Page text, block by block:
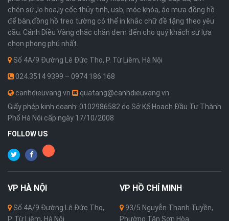
chén sứ ,lọ hoa,ly cốc thủy tinh, usb, móc khóa, áo mưa đồng hồ
để bàn,đồng hồ treo tường có thể in khắc chữ đề tặng theo yêu
cầu. Cánh Diều Vàng chắc chắn đem đến cho quý khách sự lựa
chọn phong phú nhất.
Số 4A/9 Đường Lê Đức Thọ, P. Từ Liêm, Hà Nội
024.3514 9399 – 0974 186 168
canhdieuvang.vn
quatang@canhdieuvang.vn
Giấy phép kinh doanh: 0102986582 do Sở Kế Hoạch Đầu Tư Thành
Phố Hà Nội cấp ngày 17/10/2008
FOLLOW US
VP HÀ NỘI
Số 4A/9 Đường Lê Đức Thọ,
P. Từ Liêm, Hà Nội
VP HỒ CHÍ MINH
93/5 Nguyễn Thanh Tuyền,
Phường Tân Sơn Hòa